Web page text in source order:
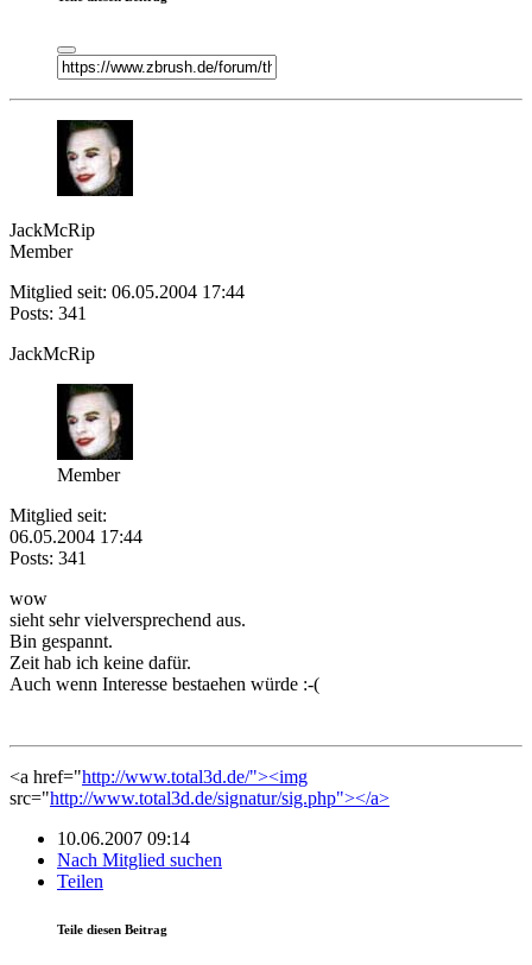
JackMcRip
Member
Mitglied seit: 06.05.2004 17:44
Posts: 341
JackMcRip
Member
Mitglied seit:
06.05.2004 17:44
Posts: 341
wow
sieht sehr vielversprechend aus.
Bin gespannt.
Zeit hab ich keine dafür.
Auch wenn Interesse bestaehen würde :-(
<a href="http://www.total3d.de/"><img
src="http://www.total3d.de/signatur/sig.php"></a>
10.06.2007 09:14
Nach Mitglied suchen
Teilen
Teile diesen Beitrag